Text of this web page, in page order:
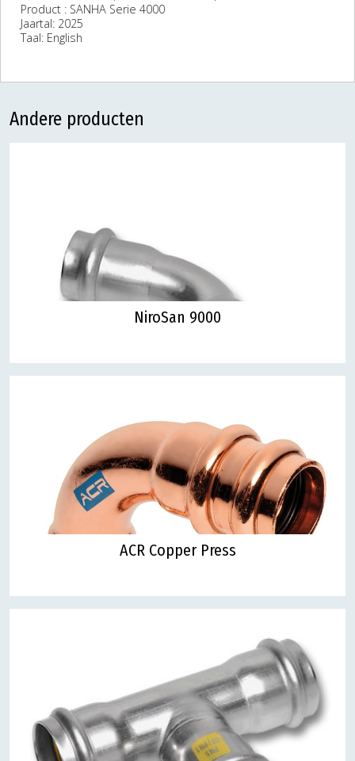
Product : SANHA Serie 4000
Jaartal: 2025
Taal: English
Andere producten
NiroSan 9000
ACR Copper Press